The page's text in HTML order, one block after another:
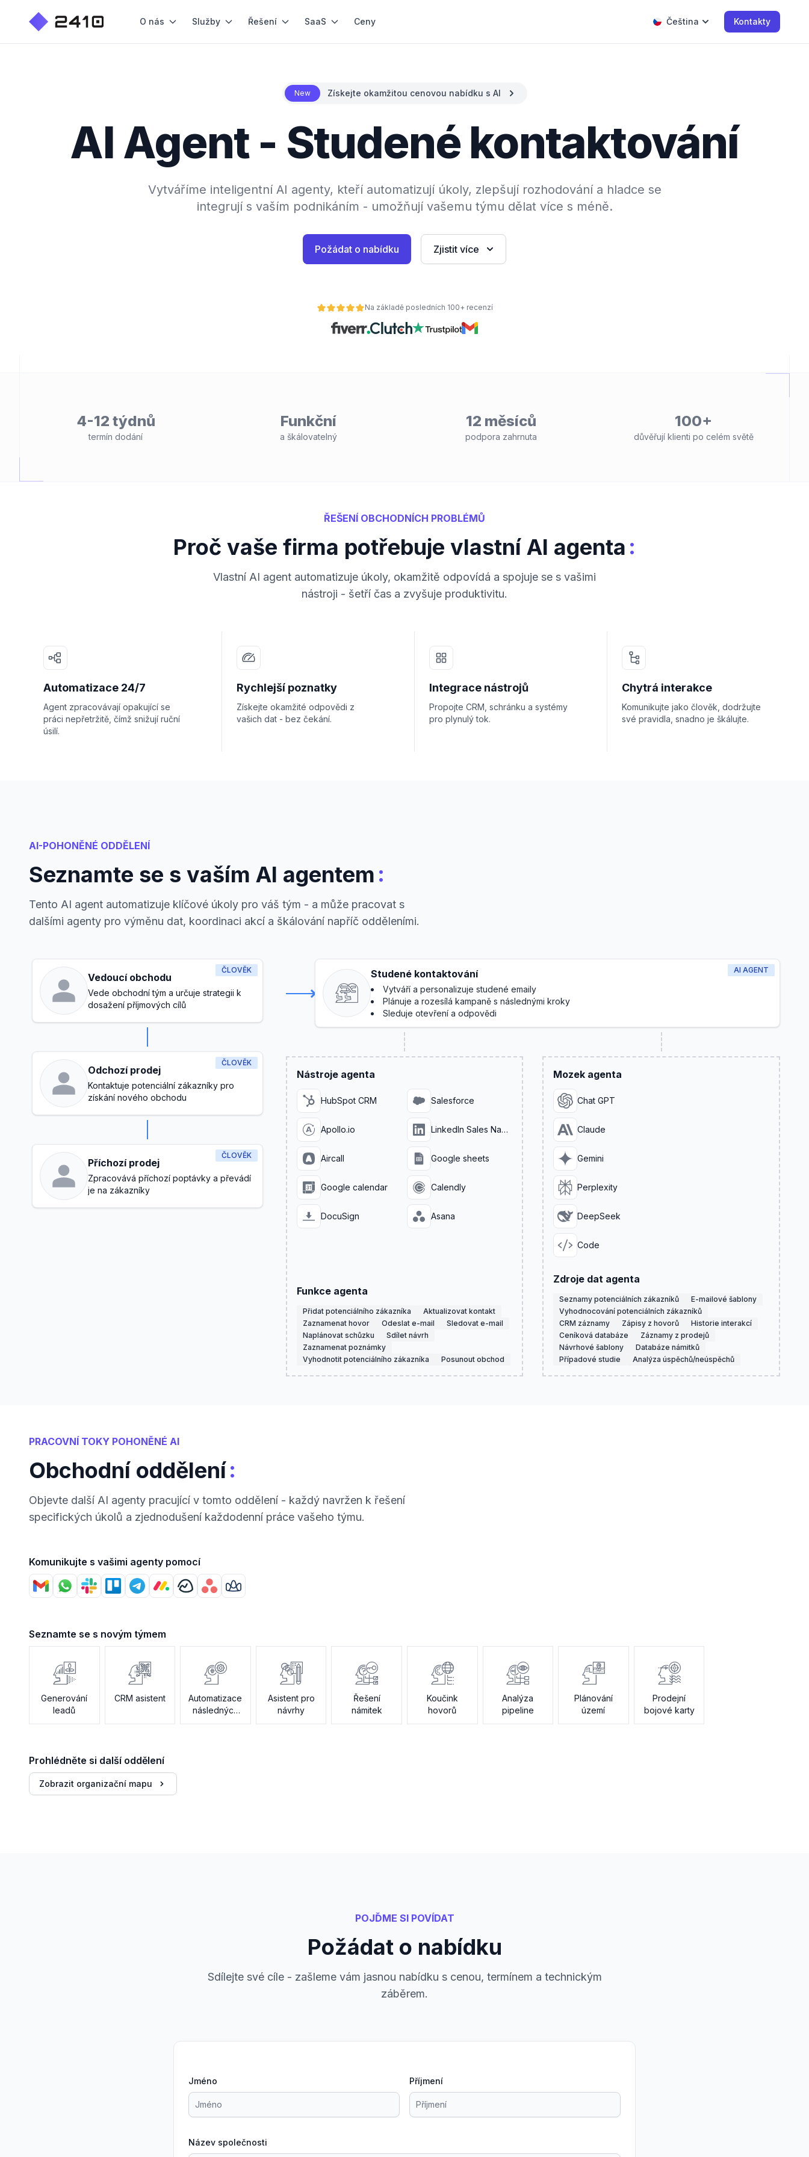
O nás Služby Řešení SaaS Ceny Čeština Kontakty
New Získejte okamžitou cenovou nabídku s AI
AI Agent - Studené kontaktování
Vytváříme inteligentní AI agenty, kteří automatizují úkoly, zlepšují rozhodování a hladce se
integrují s vaším podnikáním - umožňují vašemu týmu dělat více s méně.
Požádat o nabídku Zjistit více
Na základě posledních 100+ recenzí
4-12 týdnů
termín dodání
Funkční
a škálovatelný
12 měsíců
podpora zahrnuta
100+
důvěřují klienti po celém světě
ŘEŠENÍ OBCHODNÍCH PROBLÉMŮ
Proč vaše firma potřebuje vlastní AI agenta :
Vlastní AI agent automatizuje úkoly, okamžitě odpovídá a spojuje se s vašimi
nástroji - šetří čas a zvyšuje produktivitu.
Automatizace 24/7
Agent zpracovávají opakující se
práci nepřetržitě, čímž snižují ruční
úsilí.
Rychlejší poznatky
Získejte okamžité odpovědi z
vašich dat - bez čekání.
Integrace nástrojů
Propojte CRM, schránku a systémy
pro plynulý tok.
Chytrá interakce
Komunikujte jako člověk, dodržujte
své pravidla, snadno je škálujte.
AI-POHONĚNÉ ODDĚLENÍ
Seznamte se s vaším AI agentem :
Tento AI agent automatizuje klíčové úkoly pro váš tým - a může pracovat s
dalšími agenty pro výměnu dat, koordinaci akcí a škálování napříč odděleními.
ČLOVĚK
Vedoucí obchodu
Vede obchodní tým a určuje strategii k
dosažení příjmových cílů
ČLOVĚK
Odchozí prodej
Kontaktuje potenciální zákazníky pro
získání nového obchodu
ČLOVĚK
Příchozí prodej
Zpracovává příchozí poptávky a převádí
je na zákazníky
AI AGENT
Studené kontaktování
Vytváří a personalizuje studené emaily
Plánuje a rozesílá kampaně s následnými kroky
Sleduje otevření a odpovědi
Nástroje agenta
HubSpot CRM Salesforce
Apollo.io LinkedIn Sales Navigator
Aircall Google sheets
Google calendar Calendly
DocuSign Asana
Funkce agenta
Přidat potenciálního zákazníka
Aktualizovat kontakt
Zaznamenat hovor
Odeslat e-mail
Sledovat e-mail
Naplánovat schůzku
Sdílet návrh
Zaznamenat poznámky
Vyhodnotit potenciálního zákazníka
Posunout obchod
Mozek agenta
Chat GPT
Claude
Gemini
Perplexity
DeepSeek
Code
Zdroje dat agenta
Seznamy potenciálních zákazníků
E-mailové šablony
Vyhodnocování potenciálních zákazníků
CRM záznamy
Zápisy z hovorů
Historie interakcí
Ceníková databáze
Záznamy z prodejů
Návrhové šablony
Databáze námitků
Případové studie
Analýza úspěchů/neúspěchů
PRACOVNÍ TOKY POHONĚNÉ AI
Obchodní oddělení:
Objevte další AI agenty pracující v tomto oddělení - každý navržen k řešení
specifických úkolů a zjednodušení každodenní práce vašeho týmu.
Komunikujte s vašimi agenty pomocí
Seznamte se s novým týmem
Generování
leadů
CRM asistent
Automatizace
následných
akcí
Asistent pro
návrhy
Řešení
námitek
Koučink
hovorů
Analýza
pipeline
Plánování
území
Prodejní
bojové karty
Prohlédněte si další oddělení
Zobrazit organizační mapu
POJĎME SI POVÍDAT
Požádat o nabídku
Sdílejte své cíle - zašleme vám jasnou nabídku s cenou, termínem a technickým
záběrem.
Jméno Příjmení
Název společnosti